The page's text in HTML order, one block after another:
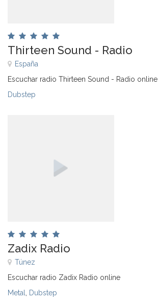
Thirteen Sound - Radio
España
Escuchar radio Thirteen Sound - Radio online
Dubstep
Zadix Radio
Túnez
Escuchar radio Zadix Radio online
Metal
Dubstep